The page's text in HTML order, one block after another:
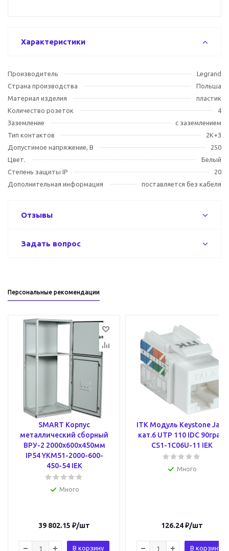
Характеристики
Производитель
Legrand
Страна производства
Польша
Материал изделия
пластик
Количество розеток
4
Заземление
с заземлением
Тип контактов
2К+З
Допустимое напряжение, В
250
Цвет.
Белый
Степень защиты IP
20
Дополнительная информация
поставляется без кабеля
Отзывы
Задать вопрос
Персональные рекомендации
SMART Корпус
металлический сборный
ВРУ-2 2000х600х450мм
IP54 YKM51-2000-600-
450-54 IEK
Много
39 802.15 ₽/шт
В корзину
ITK Модуль Keystone Jack
кат.6 UTP 110 IDC 90град
CS1-1C06U-11 IEK
Много
126.24₽/шт
В корзину